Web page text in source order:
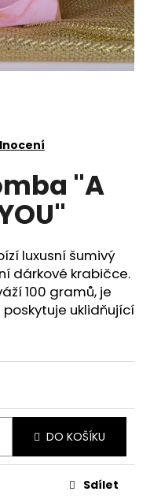
"A
luxusní šumivý
dárkové krabičce.
100 gramů, je
uklidňující
DO KOŠÍKU
Sdílet